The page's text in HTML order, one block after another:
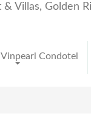
Vinpearl Condotel